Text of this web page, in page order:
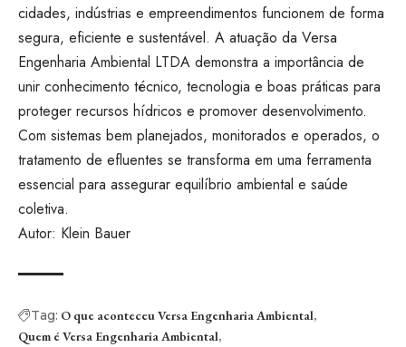
cidades, indústrias e empreendimentos funcionem de forma
segura, eficiente e sustentável. A atuação da Versa
Engenharia Ambiental LTDA demonstra a importância de
unir conhecimento técnico, tecnologia e boas práticas para
proteger recursos hídricos e promover desenvolvimento.
Com sistemas bem planejados, monitorados e operados, o
tratamento de efluentes se transforma em uma ferramenta
essencial para assegurar equilíbrio ambiental e saúde
coletiva.
Autor: Klein Bauer
Tag: O que aconteceu Versa Engenharia Ambiental
Quem é Versa Engenharia Ambiental